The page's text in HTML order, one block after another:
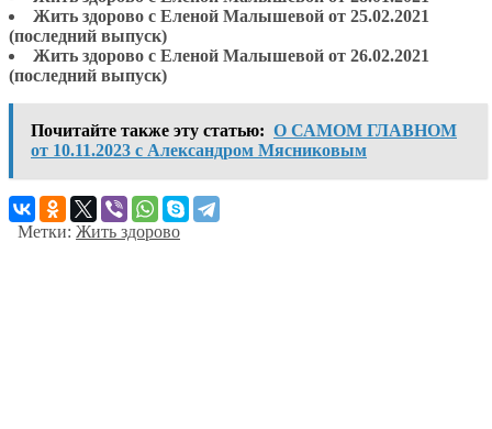
Жить здорово с Еленой Малышевой от 25.02.2021
(последний выпуск)
Жить здорово с Еленой Малышевой от 26.02.2021
(последний выпуск)
Почитайте также эту статью: О САМОМ ГЛАВНОМ
от 10.11.2023 с Александром Мясниковым
Метки: Жить здорово